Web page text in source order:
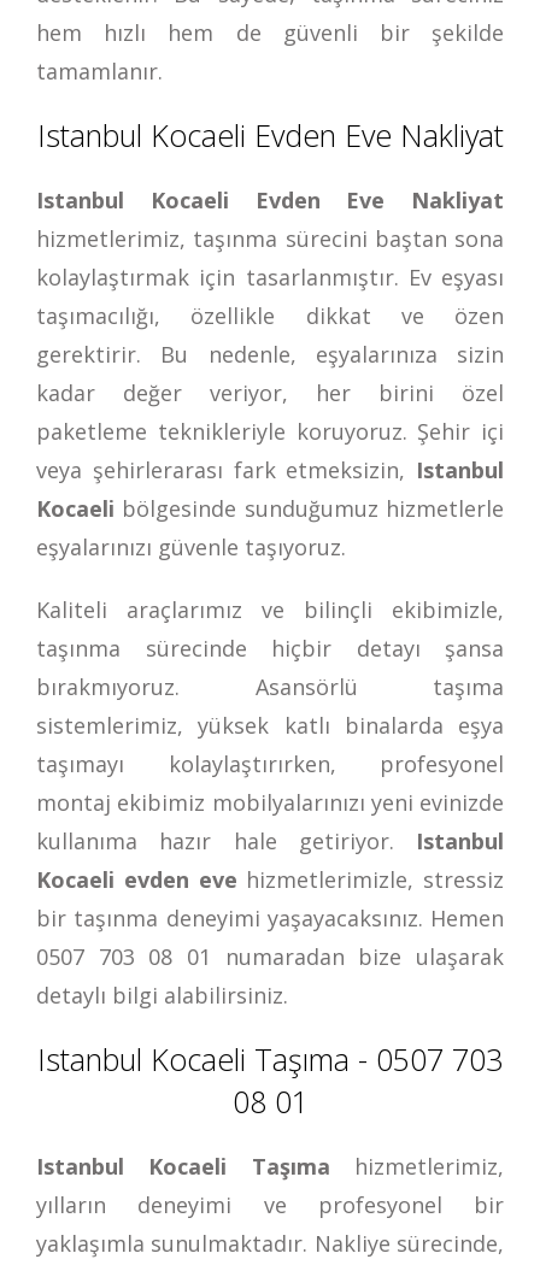
hem hızlı hem de güvenli bir şekilde
tamamlanır.
Istanbul Kocaeli Evden Eve Nakliyat
Istanbul Kocaeli Evden Eve Nakliyat
hizmetlerimiz, taşınma sürecini baştan sona
kolaylaştırmak için tasarlanmıştır. Ev eşyası
taşımacılığı, özellikle dikkat ve özen
gerektirir. Bu nedenle, eşyalarınıza sizin
kadar değer veriyor, her birini özel
paketleme teknikleriyle koruyoruz. Şehir içi
veya şehirlerarası fark etmeksizin, Istanbul
Kocaeli bölgesinde sunduğumuz hizmetlerle
eşyalarınızı güvenle taşıyoruz.
Kaliteli araçlarımız ve bilinçli ekibimizle,
taşınma sürecinde hiçbir detayı şansa
bırakmıyoruz. Asansörlü taşıma
sistemlerimiz, yüksek katlı binalarda eşya
taşımayı kolaylaştırırken, profesyonel
montaj ekibimiz mobilyalarınızı yeni evinizde
kullanıma hazır hale getiriyor. Istanbul
Kocaeli evden eve hizmetlerimizle, stressiz
bir taşınma deneyimi yaşayacaksınız. Hemen
0507 703 08 01
numaradan bize ulaşarak
detaylı bilgi alabilirsiniz.
Istanbul Kocaeli Taşıma - 0507 703
08 01
Istanbul Kocaeli Taşıma hizmetlerimiz,
yılların deneyimi ve profesyonel bir
yaklaşımla sunulmaktadır. Nakliye sürecinde,